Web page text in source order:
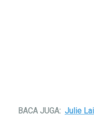
BACA JUGA: Julie